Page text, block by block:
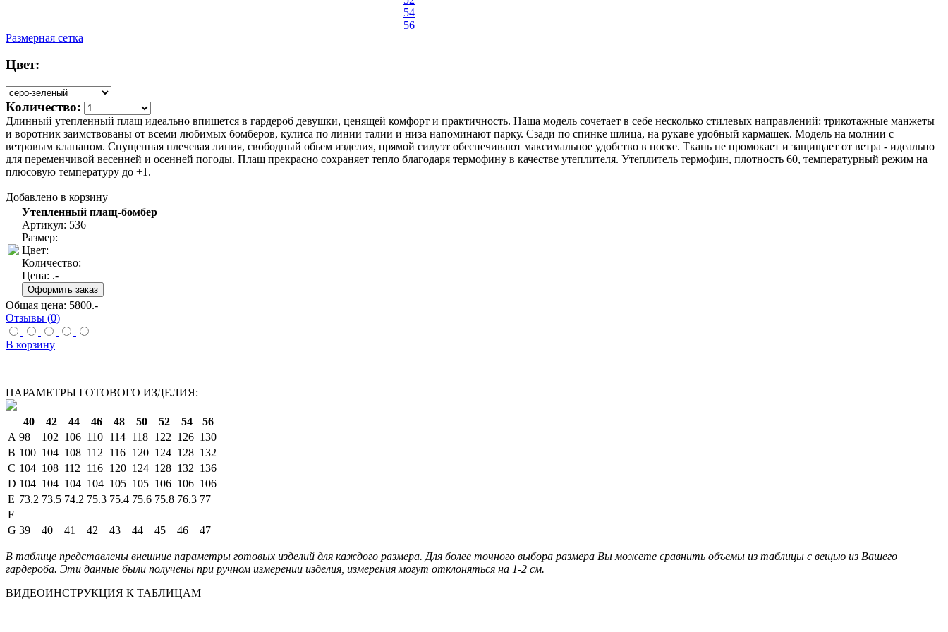
54
56
Размерная сетка
Цвет:
Количество:
Длинный утепленный плащ идеально впишется в гардероб девушки, ценящей комфорт и практичность. Наша модель сочетает в себе несколько стилевых направлений: трикотажные манжеты
и воротник заимствованы от всеми любимых бомберов, кулиса по линии талии и низа напоминают парку. Сзади по спинке шлица, на рукаве удобный кармашек. Модель на молнии с
ветровым клапаном. Спущенная плечевая линия, свободный обьем изделия, прямой силуэт обеспечивают максимальное удобство в носке. Ткань не промокает и защищает от ветра - идеально
для переменчивой весенней и осенней погоды. Плащ прекрасно сохраняет тепло благодаря термофину в качестве утеплителя. Утеплитель термофин, плотность 60, температурный режим на
плюсовую температуру до +1.
Добавлено в корзину
Утепленный плащ-бомбер
Артикул: 536
Размер:
Цвет:
Количество:
Цена: .-
Общая цена: 5800.-
Отзывы (0)
В корзину
ПАРАМЕТРЫ ГОТОВОГО ИЗДЕЛИЯ:
40 42 44 46 48 50 52 54
56
A 98 102 106 110 114 118 122 126 130
B 100 104 108 112 116 120 124 128 132
C 104 108 112 116 120 124 128 132 136
D 104 104 104 104 105 105 106 106 106
E 73.2 73.5 74.2 75.3 75.4 75.6 75.8 76.3 77
F
G 39 40 41 42 43 44 45 46 47
В таблице представлены внешние параметры готовых изделий для каждого размера. Для более точного выбора размера Вы можете сравнить объемы из таблицы с вещью из Вашего
гардероба. Эти данные были получены при ручном измерении изделия, измерения могут отклоняться на 1-2 см.
ВИДЕОИНСТРУКЦИЯ К ТАБЛИЦАМ